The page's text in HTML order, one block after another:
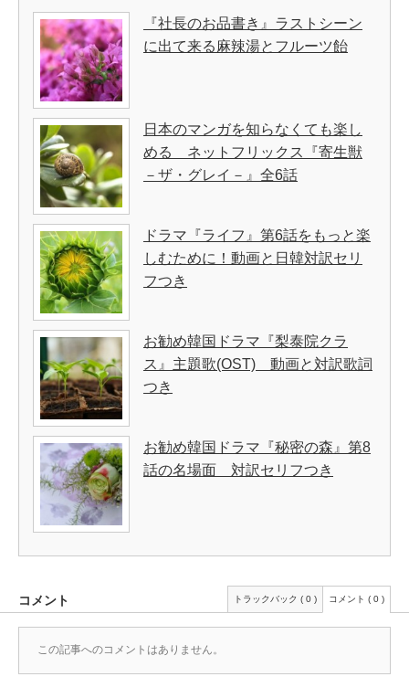
『社長のお品書き』ラストシーン
に出て来る麻辣湯とフルーツ飴
日本のマンガを知らなくても楽し
める ネットフリックス『寄生獣
－ザ・グレイ－』全6話
ドラマ『ライフ』第6話をもっと楽
しむために！動画と日韓対訳セリ
フつき
お勧め韓国ドラマ『梨泰院クラ
ス』主題歌(OST) 動画と対訳歌詞
つき
お勧め韓国ドラマ『秘密の森』第8
話の名場面 対訳セリフつき
コメント トラックバック ( 0 ) コメント ( 0 )
この記事へのコメントはありません。